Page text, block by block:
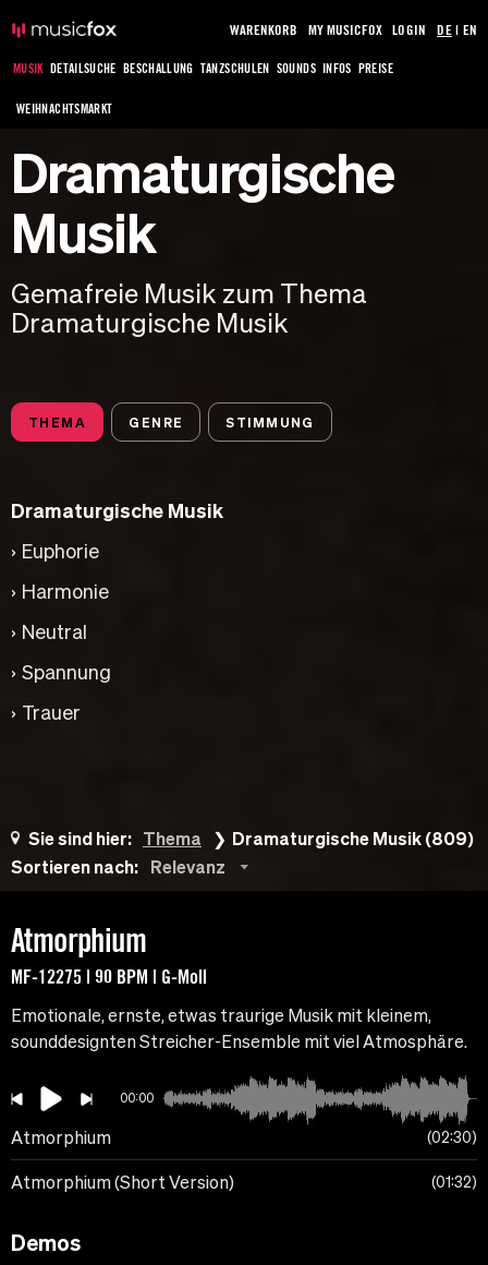
MUSIK DETAILSUCHE BESCHALLUNG TANZSCHULEN SOUNDS INFOS PREISE
WEIHNACHTSMARKT
WARENKORB MY MUSICFOX LOGIN DE| EN
Dramaturgische
Musik
Gemafreie Musik zum Thema
Dramaturgische Musik
THEMA GENRE STIMMUNG
Dramaturgische Musik
Euphorie
Harmonie
Neutral
Spannung
Trauer
Sie sind hier: Thema
Dramaturgische Musik (809)
Sortieren nach:
Relevanz
Atmorphium
MF-12275 | 90 BPM | G-Moll
Emotionale, ernste, etwas traurige Musik mit kleinem,
sounddesignten Streicher-Ensemble mit viel Atmosphäre.
00:00
Atmorphium 02:30
Atmorphium (Short Version) 01:32
Demos